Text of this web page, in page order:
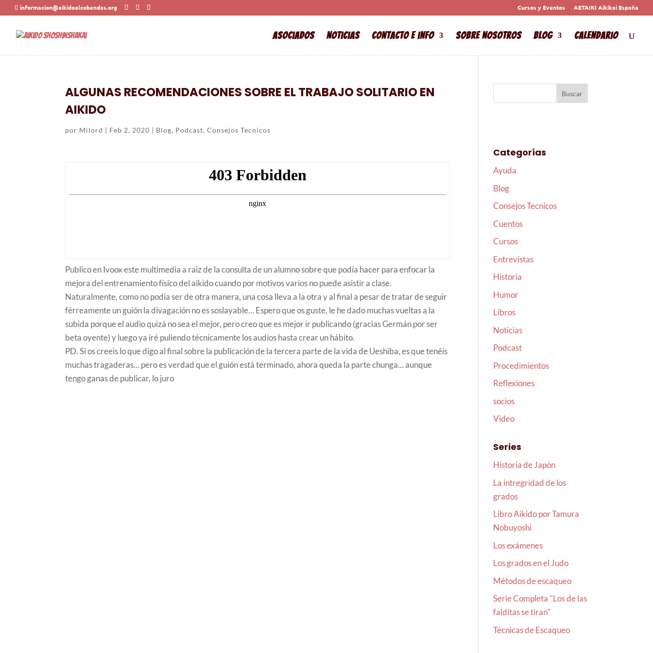
informacion@aikidoalcobendas.org Cursos y Eventos AETAIKI Aikikai España
Asociados Noticias Contacto e info Sobre Nosotros Blog Calendario
ALGUNAS RECOMENDACIONES SOBRE EL TRABAJO SOLITARIO EN
AIKIDO
por Milord | Feb 2, 2020 | Blog, Podcast,Consejos Tecnicos
Publico en Ivoox este multimedia a raiz de la consulta de un alumno sobre que podía hacer para enfocar la
mejora del entrenamiento físico del aikido cuando por motivos varios no puede asistir a clase.
Naturalmente, como no podía ser de otra manera, una cosa lleva a la otra y al final a pesar de tratar de seguir
férreamente un guión la divagación no es soslayable… Espero que os guste, le he dado muchas vueltas a la
subida porque el audio quizá no sea el mejor, pero creo que es mejor ir publicando (gracias Germán por ser
beta oyente) y luego ya iré puliendo técnicamente los audios hasta crear un hábito.
PD. Si os creeis lo que digo al final sobre la publicación de la tercera parte de la vida de Ueshiba, es que tenéis
muchas tragaderas… pero es verdad que el guión está terminado, ahora queda la parte chunga… aunque
tengo ganas de publicar, lo juro
Categorías
Ayuda
Blog
Consejos Tecnicos
Cuentos
Cursos
Entrevistas
Historia
Humor
Libros
Noticias
Podcast
Procedimientos
Reflexiones
socios
Video
Series
Historia de Japón
La intregridad de los
grados
Libro Aikido por Tamura
Nobuyoshi
Los exámenes
Los grados en el Judo
Métodos de escaqueo
Serie Completa "Los de las
falditas se tiran"
Técnicas de Escaqueo